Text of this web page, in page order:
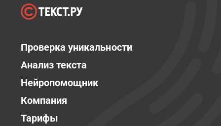
Проверка уникальности
Анализ текста
Нейропомощник
Компания
Тарифы